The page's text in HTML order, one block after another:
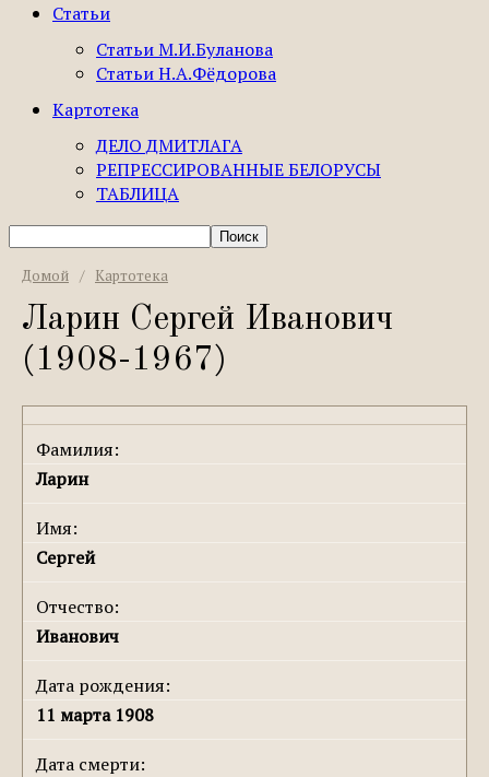
Статьи
Статьи М.И.Буланова
Статьи Н.А.Фёдорова
Картотека
ДЕЛО ДМИТЛАГА
РЕПРЕССИРОВАННЫЕ БЕЛОРУСЫ
ТАБЛИЦА
Домой / Картотека
Ларин Сергей Иванович
(1908-1967)
Фамилия:
Ларин
Имя:
Сергей
Отчество:
Иванович
Дата рождения:
11 марта 1908
Дата смерти: